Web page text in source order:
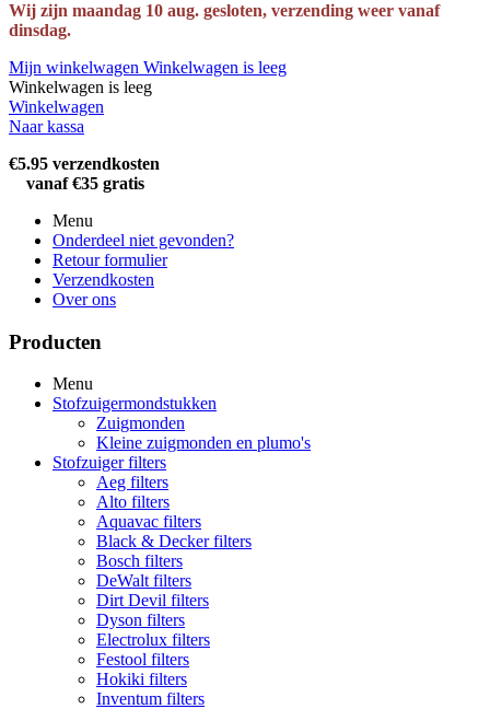
Wij zijn maandag 10 aug. gesloten, verzending weer vanaf
dinsdag.
Mijn winkelwagen Winkelwagen is leeg
Winkelwagen is leeg
Winkelwagen
Naar kassa
€5.95 verzendkosten
vanaf €35 gratis
Menu
Onderdeel niet gevonden?
Retour formulier
Verzendkosten
Over ons
Producten
Menu
Stofzuigermondstukken
Zuigmonden
Kleine zuigmonden en plumo's
Stofzuiger filters
Aeg filters
Alto filters​
Aquavac filters
Black & Decker filters
Bosch filters
DeWalt filters
Dirt Devil filters
Dyson filters
Electrolux filters
Festool filters
Hokiki filters
Inventum filters